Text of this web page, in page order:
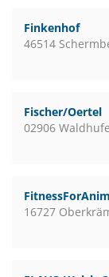
Finkenhof
46514
Fischer/Oertel
02906
16727